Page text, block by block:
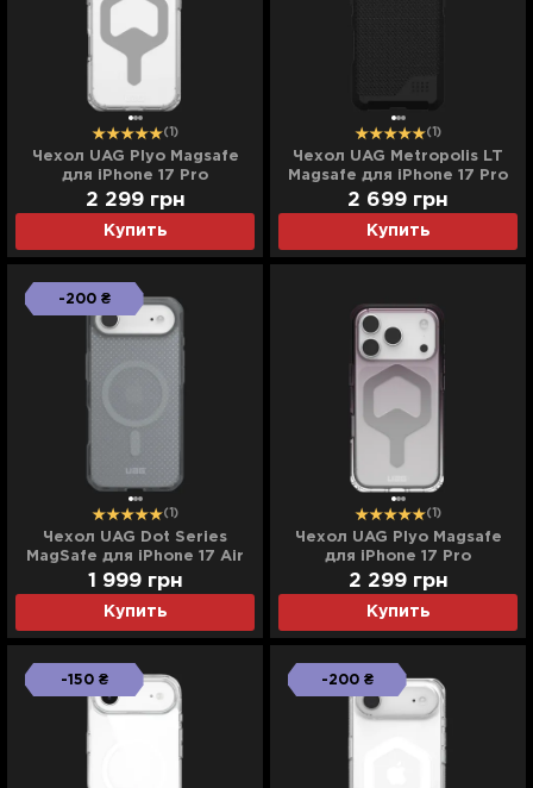
(1)
Чехол UAG Plyo Magsafe
для iPhone 17 Pro
(Ice/Silver)
Купить
2 299 грн
(1)
Чехол UAG Metropolis LT
Magsafe для iPhone 17 Pro
Max (Kevlar Black)
Купить
2 699 грн
-200 ₴
(1)
Чехол UAG Dot Series
MagSafe для iPhone 17 Air
(Ash)
Купить
1 999 грн
(1)
Чехол UAG Plyo Magsafe
для iPhone 17 Pro
(Black/Clear Ombre)
Купить
2 299 грн
-150 ₴ -200 ₴